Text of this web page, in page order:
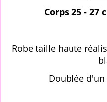
Corps 25 - 27
Robe taille haute
Doublée